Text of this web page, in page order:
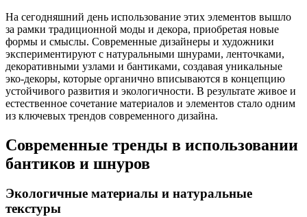
На сегодняшний день использование этих элементов вышло
за рамки традиционной моды и декора, приобретая новые
формы и смыслы. Современные дизайнеры и художники
экспериментируют с натуральными шнурами, ленточками,
декоративными узлами и бантиками, создавая уникальные
эко-декоры, которые органично вписываются в концепцию
устойчивого развития и экологичности. В результате живое и
естественное сочетание материалов и элементов стало одним
из ключевых трендов современного дизайна.
Современные тренды в использовании
бантиков и шнуров
Экологичные материалы и натуральные
текстуры